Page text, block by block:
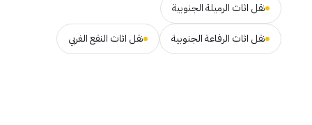
نقل اثاث الرميلة الجنوبية
نقل اثاث الرفاعة الجنوبية نقل اثاث النقع الغربي